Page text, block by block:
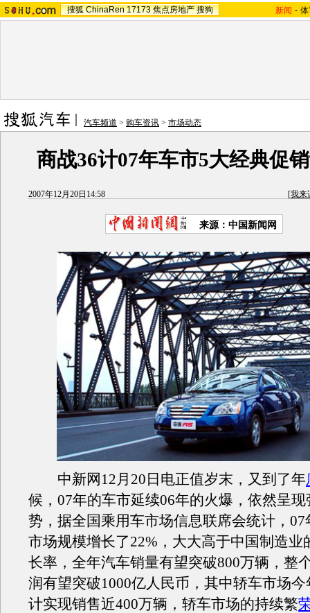
搜狐 ChinaRen 17173 焦点房地产 搜狗 新闻 -
汽车频道 > 购车资讯 > 市场动态
商战36计07年车市5大经典促
2007年12月20日14:58 [我来
来源：中国新闻网
中新网12月20日电正值岁末，又到了年
候，07年的车市延续06年的火爆，依然呈
势，据全国乘用车市场信息联席会统计，
市场规模增长了22%，大大高于中国制造业
长率，全年汽车销量有望突破800万辆，整
润有望突破1000亿人民币，其中轿车市场
计实现销售近400万辆，轿车市场的持续繁